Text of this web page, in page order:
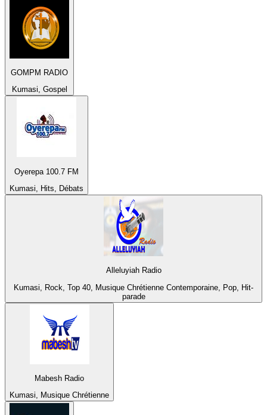
GOMPM RADIO
Kumasi, Gospel
Oyerepa 100.7 FM
Kumasi, Hits, Débats
Alleluyiah Radio
Kumasi, Rock, Top 40, Musique Chrétienne Contemporaine, Pop, Hit-
parade
Mabesh Radio
Kumasi, Musique Chrétienne